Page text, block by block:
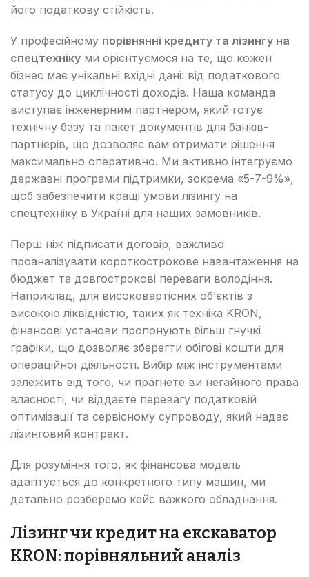
його податкову стійкість.
У професійному порівнянні кредиту та лізингу на
спецтехніку ми орієнтуємося на те, що кожен
бізнес має унікальні вхідні дані: від податкового
статусу до циклічності доходів. Наша команда
виступає інженерним партнером, який готує
технічну базу та пакет документів для банків-
партнерів, що дозволяє вам отримати рішення
максимально оперативно. Ми активно інтегруємо
державні програми підтримки, зокрема «5-7-9%»,
щоб забезпечити кращі умови лізингу на
спецтехніку в Україні для наших замовників.
Перш ніж підписати договір, важливо
проаналізувати короткострокове навантаження на
бюджет та довгострокові переваги володіння.
Наприклад, для високовартісних об’єктів з
високою ліквідністю, таких як техніка KRON,
фінансові установи пропонують більш гнучкі
графіки, що дозволяє зберегти обігові кошти для
операційної діяльності. Вибір між інструментами
залежить від того, чи прагнете ви негайного права
власності, чи віддаєте перевагу податковій
оптимізації та сервісному супроводу, який надає
лізинговий контракт.
Для розуміння того, як фінансова модель
адаптується до конкретного типу машин, ми
детально розберемо кейс важкого обладнання.
Лізинг чи кредит на екскаватор
KRON: порівняльний аналіз